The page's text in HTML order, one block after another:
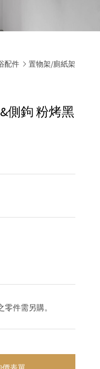
配件 置物架/廁紙架
側鉤粉烤黑
件需另購。